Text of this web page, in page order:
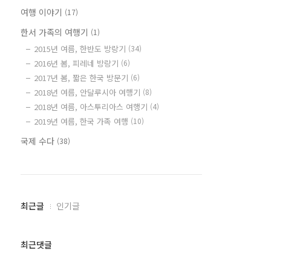
여행 이야기 (17)
한서 가족의 여행기 (1)
2015년 여름, 한반도 방랑기 (34)
2016년 봄, 피레네 방랑기 (6)
2017년 봄, 짧은 한국 방문기 (6)
2018년 여름, 안달루시아 여행기 (8)
2018년 여름, 아스투리아스 여행기 (4)
2019년 여름, 한국 가족 여행 (10)
국제 수다 (38)
최
과
최근글 인기글
최근댓글